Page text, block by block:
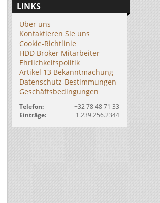
LINKS
Über uns
Kontaktieren Sie uns
Cookie-Richtlinie
HDD Broker Mitarbeiter
Ehrlichkeitspolitik
Artikel 13 Bekanntmachung
Datenschutz-Bestimmungen
Geschäftsbedingungen
Telefon:
+32 78 48 71 33
Einträge:
+1.239.256.2344